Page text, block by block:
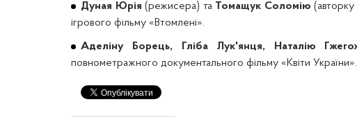
Дуная Юрія (режисера) та Томащук Соломію
ігрового фільму «Втомлені».
Аделіну Борець, Гліба Лук'янця, Наталію
повнометражного документального фільму «Квіти України».